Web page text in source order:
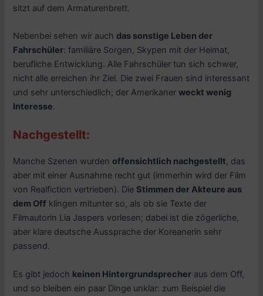
sitzt auf dem Armaturenbrett.
Nebenbei sehen wir auch das sonstige Leben der
Fahrschüler: familiäre Sorgen, Skypen mit der Heimat,
berufliche Entwicklung. Alle Fahrschüler tun sich schwer,
nicht alle erreichen ihr Ziel. Die zwei Frauen sind interessant
und sehr unterschiedlich; der Amerikanerweckt wenig
Interesse.
Nachgestellt:
Manche Szenen wurdenoffensichtlich nachgestellt, das
aber mit einer Ausnahme recht gut (immerhin wird der Film
von Realfiction vertrieben). Die Stimmen der Akteure aus
dem Off klingen mitunter so, als ob sie Texte der
Filmautorin Lia Jaspers vorlesen; dabei ist die zögerliche,
aber klare deutsche Aussprache der Koreanerin sehr
passend.
Es gibt jedoch keinen Hintergrundsprecher aus dem Off,
und so bleiben ein paar Dinge unklar: zum Beispiel die